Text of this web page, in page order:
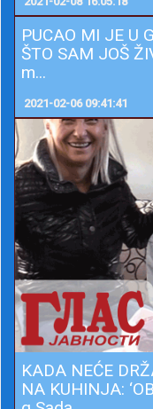
DUŠAN
O OBNOVI
a ujed...
2021-02-08 18:55:38
BIĆU NOVA
čaja stanare
2021-02-08 16:05:18
PUCAO MI JE U
ŠTO SAM JOŠ
m...
2021-02-06 09:41:41